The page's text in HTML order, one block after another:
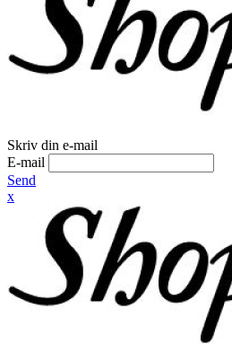
Skriv din e-mail
E-mail
Send
x